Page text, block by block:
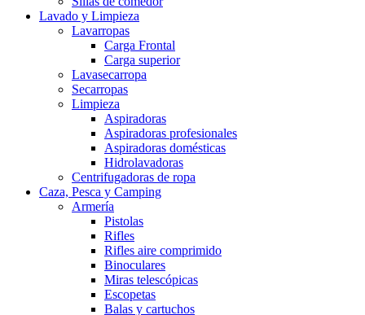
Lavado y Limpieza
Lavarropas
Carga Frontal
Carga superior
Lavasecarropa
Secarropas
Limpieza
Aspiradoras
Aspiradoras profesionales
Aspiradoras domésticas
Hidrolavadoras
Centrifugadoras de ropa
Caza, Pesca y Camping
Armería
Pistolas
Rifles
Rifles aire comprimido
Binoculares
Miras telescópicas
Escopetas
Balas y cartuchos